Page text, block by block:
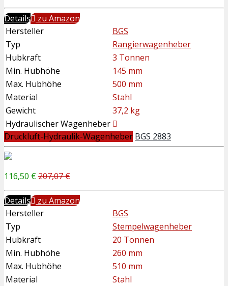
Details
zu Amazon
Hersteller
BGS
Typ
Rangierwagenheber
Hubkraft
3 Tonnen
Min. Hubhöhe
145 mm
Max. Hubhöhe
500 mm
Material
Stahl
Gewicht
37,2 kg
Hydraulischer Wagenheber
Druckluft-Hydraulik-Wagenheber BGS 2883
116,50 €207,07 €
Details
zu Amazon
Hersteller
BGS
Typ
Stempelwagenheber
Hubkraft
20 Tonnen
Min. Hubhöhe
260 mm
Max. Hubhöhe
510 mm
Material
Stahl